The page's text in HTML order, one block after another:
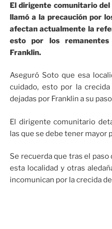
El dirigente comunitario del
llamó a la precaución por
afectan actualmente la
esto por los
Franklin.
Aseguró Soto que esa
cuidado, esto por la
dejadas por Franklin a su
El dirigente comunitario
las que se debe tener mayor
Se recuerda que tras el
esta localidad y otras
incomunican por la crecida